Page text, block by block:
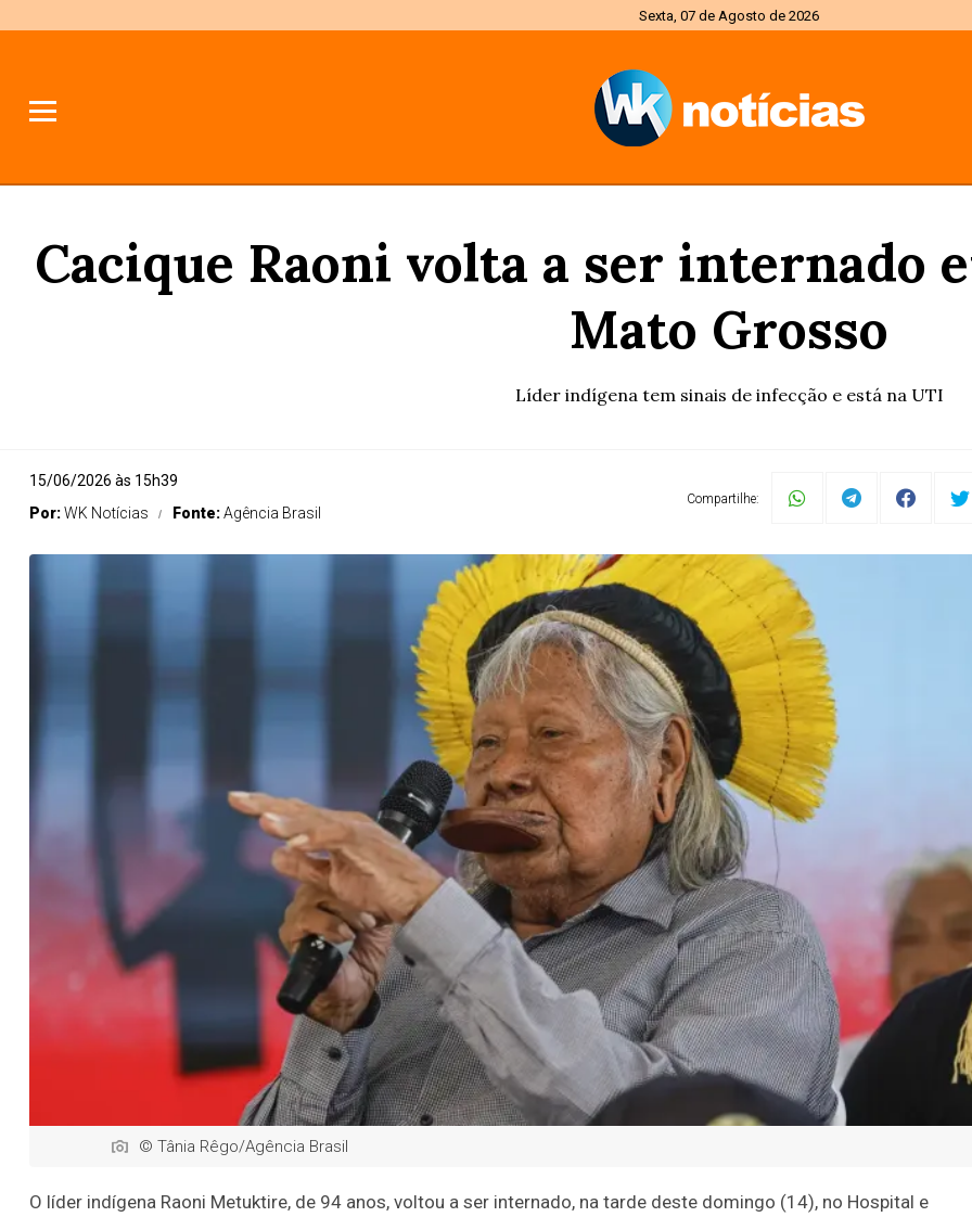
Sexta, 07 de Agosto de 2026
Cacique Raoni volta a ser internado
Mato Grosso
Líder indígena tem sinais de infecção e está na UTI
15/06/2026 às 15h39
Por:WK Notícias Fonte:Agência Brasil
Compartilhe:
© Tânia Rêgo/Agência Brasil
O líder indígena Raoni Metuktire, de 94 anos, voltou a ser internado, na tarde deste domingo (14), no Hospital e